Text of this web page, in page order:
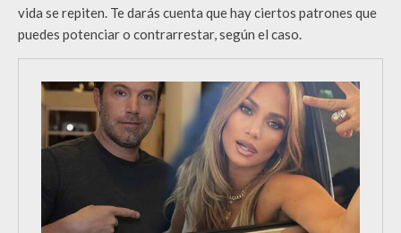
vida se repiten. Te darás cuenta que hay ciertos patrones que
puedes potenciar o contrarrestar, según el caso.